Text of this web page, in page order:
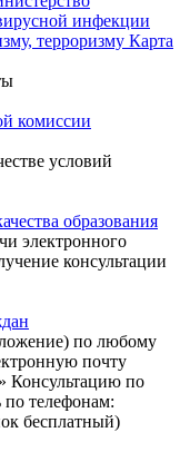
инфекции
терроризму Карта
комиссии
условий
образования
электронного
консультации
по любому
почту
Консультацию по
телефонам:
бесплатный)